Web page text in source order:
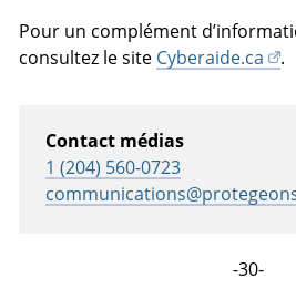
Pour un complément
consultez le site Cyberaide.ca .
Contact médias
1 (204) 560-0723
-30-